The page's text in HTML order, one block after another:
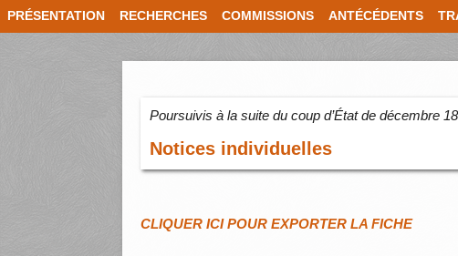
PRÉSENTATION RECHERCHES COMMISSIONS ANTÉCÉDENTS
Poursuivis à la suite du coup d’État de décembre
Notices individuelles
CLIQUER ICI POUR EXPORTER LA FICHE